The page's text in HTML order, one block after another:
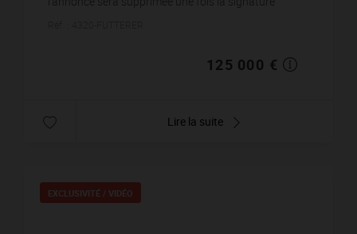
125 000 €
Lire la suite
EXCLUSIVITÉ / VIDÉO